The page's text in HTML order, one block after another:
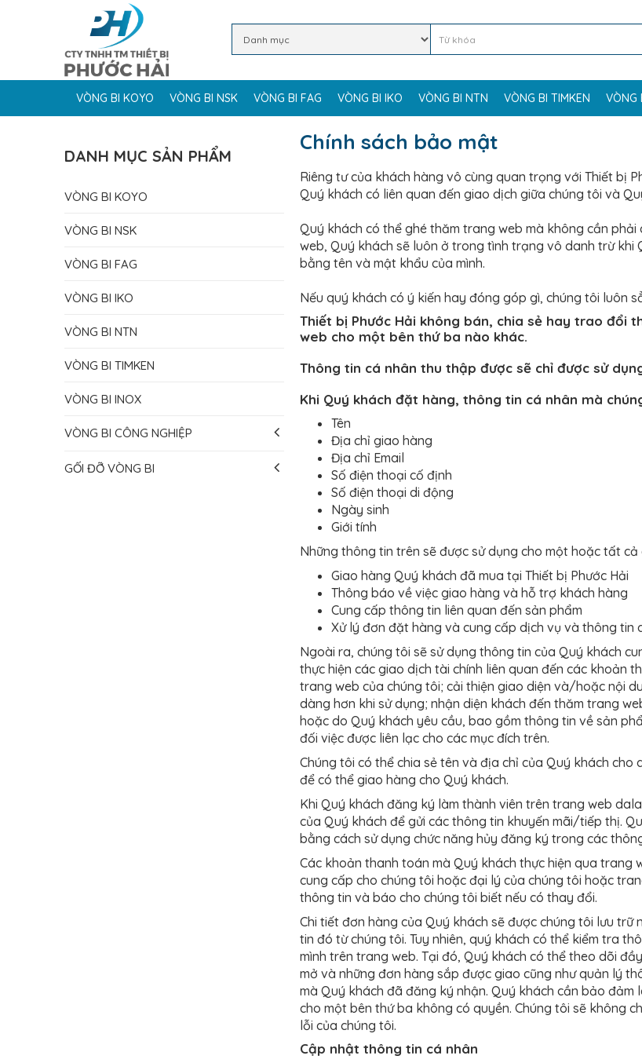
VÒNG BI KOYO VÒNG BI NSK VÒNG BI FAG VÒNG BI IKO VÒNG BI NTN VÒNG BI TIMKEN VÒNG
Chính sách bảo mật
Riêng tư của khách hàng vô cùng quan trọng với Thiết bị
Quý khách có liên quan đến giao dịch giữa chúng tôi và
Quý khách có thể ghé thăm trang web mà không cần
web, Quý khách sẽ luôn ở trong tình trạng vô danh trừ
bằng tên và mật khẩu của mình.
Nếu quý khách có ý kiến hay đóng góp gì, chúng tôi luôn
Thiết bị Phước Hải không bán, chia sẻ hay trao đổi
web cho một bên thứ ba nào khác.
Thông tin cá nhân thu thập được sẽ chỉ được sử
Khi Quý khách đặt hàng, thông tin cá nhân mà
Tên
Địa chỉ giao hàng
Địa chỉ Email
Số điện thoại cố định
Số điện thoại di động
Ngày sinh
Giới tính
Những thông tin trên sẽ được sử dụng cho một hoặc tất cả
Giao hàng Quý khách đã mua tại Thiết bị Phước Hải
Thông báo về việc giao hàng và hỗ trợ khách hàng
Cung cấp thông tin liên quan đến sản phẩm
Xử lý đơn đặt hàng và cung cấp dịch vụ và thông
Ngoài ra, chúng tôi sẽ sử dụng thông tin của Quý khách
thực hiện các giao dịch tài chính liên quan đến các khoản
trang web của chúng tôi; cải thiện giao diện và/hoặc nội
dàng hơn khi sử dụng; nhận diện khách đến thăm trang
hoặc do Quý khách yêu cầu, bao gồm thông tin về sản
đối việc được liên lạc cho các mục đích trên.
Chúng tôi có thể chia sẻ tên và địa chỉ của Quý khách
để có thể giao hàng cho Quý khách.
Khi Quý khách đăng ký làm thành viên trên trang web
của Quý khách để gửi các thông tin khuyến mãi/tiếp thị.
bằng cách sử dụng chức năng hủy đăng ký trong các
Các khoản thanh toán mà Quý khách thực hiện qua trang
cung cấp cho chúng tôi hoặc đại lý của chúng tôi hoặc
thông tin và báo cho chúng tôi biết nếu có thay đổi.
Chi tiết đơn hàng của Quý khách sẽ được chúng tôi lưu
tin đó từ chúng tôi. Tuy nhiên, quý khách có thể kiểm tra
mình trên trang web. Tại đó, Quý khách có thể theo dõi
mở và những đơn hàng sắp được giao cũng như quản lý
mà Quý khách đã đăng ký nhận. Quý khách cần bảo
cho một bên thứ ba không có quyền. Chúng tôi sẽ không
lỗi của chúng tôi.
Cập nhật thông tin cá nhân
DANH MỤC SẢN PHẨM
VÒNG BI KOYO
VÒNG BI NSK
VÒNG BI FAG
VÒNG BI IKO
VÒNG BI NTN
VÒNG BI TIMKEN
VÒNG BI INOX
VÒNG BI CÔNG NGHIỆP
GỐI ĐỠ VÒNG BI